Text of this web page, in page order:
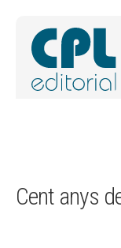
FORMES
Cent anys